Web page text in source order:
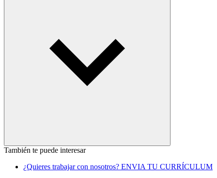
También te puede interesar
¿Quieres trabajar con nosotros? ENVIA TU CURRÍCULUM